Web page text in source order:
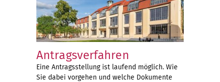
Antragsverfahren
Eine Antragsstellung ist laufend möglich. Wie
Sie dabei vorgehen und welche Dokumente